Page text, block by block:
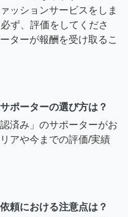
ッションサービスをしま
ず、評価をしてくださ
ターが報酬を受け取るこ
ポーターの選び方は？
済み」のサポーターがお
アや今までの評価/実績
頼における注意点は？